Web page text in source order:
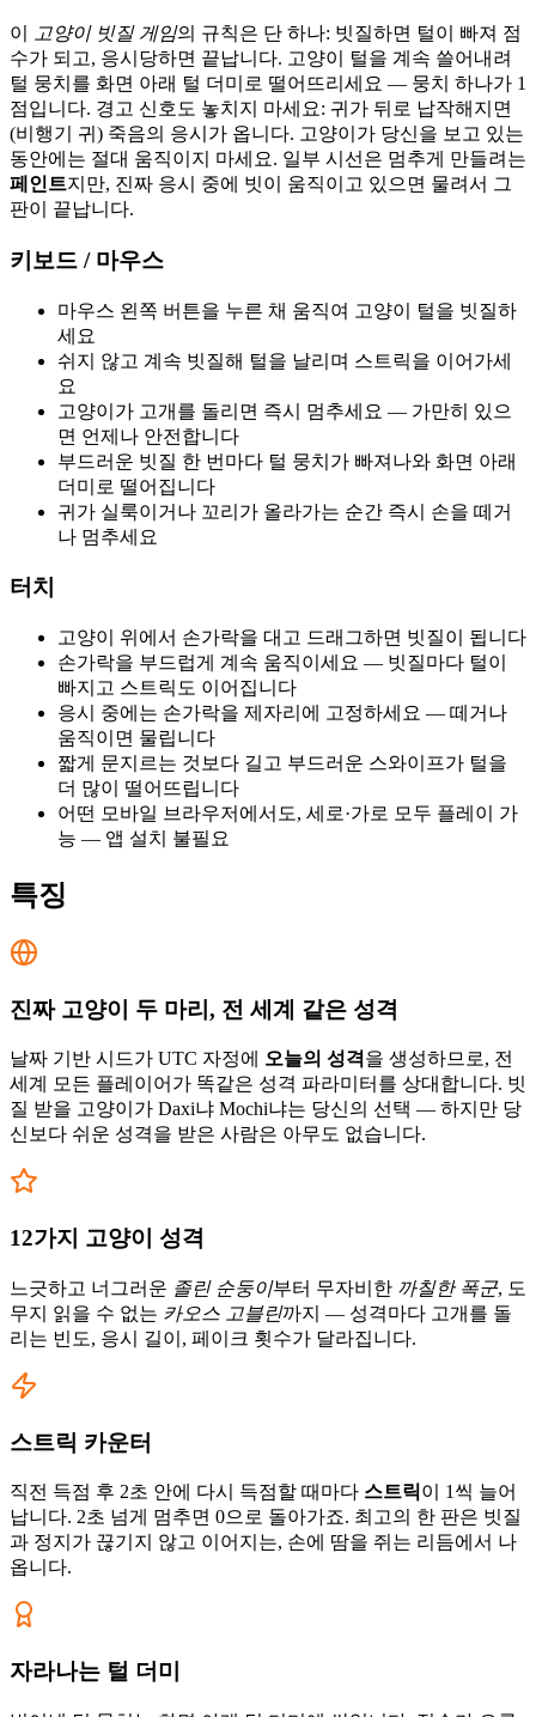
이 고양이 빗질 게임의 규칙은 단 하나: 빗질하면 털이 빠져 점
수가 되고, 응시당하면 끝납니다. 고양이 털을 계속 쓸어내려
털 뭉치를 화면 아래 털 더미로 떨어뜨리세요 — 뭉치 하나가 1
점입니다. 경고 신호도 놓치지 마세요: 귀가 뒤로 납작해지면
(비행기 귀) 죽음의 응시가 옵니다. 고양이가 당신을 보고 있는
동안에는 절대 움직이지 마세요. 일부 시선은 멈추게 만들려는
페인트지만, 진짜 응시 중에 빗이 움직이고 있으면 물려서 그
판이 끝납니다.
키보드 / 마우스
마우스 왼쪽 버튼을 누른 채 움직여 고양이 털을 빗질하
세요
쉬지 않고 계속 빗질해 털을 날리며 스트릭을 이어가세
요
고양이가 고개를 돌리면 즉시 멈추세요 — 가만히 있으
면 언제나 안전합니다
부드러운 빗질 한 번마다 털 뭉치가 빠져나와 화면 아래
더미로 떨어집니다
귀가 실룩이거나 꼬리가 올라가는 순간 즉시 손을 떼거
나 멈추세요
터치
고양이 위에서 손가락을 대고 드래그하면 빗질이 됩니다
손가락을 부드럽게 계속 움직이세요 — 빗질마다 털이
빠지고 스트릭도 이어집니다
응시 중에는 손가락을 제자리에 고정하세요 — 떼거나
움직이면 물립니다
짧게 문지르는 것보다 길고 부드러운 스와이프가 털을
더 많이 떨어뜨립니다
어떤 모바일 브라우저에서도, 세로·가로 모두 플레이 가
능 — 앱 설치 불필요
특징
진짜 고양이 두 마리, 전 세계 같은 성격
날짜 기반 시드가 UTC 자정에 오늘의 성격을 생성하므로, 전
세계 모든 플레이어가 똑같은 성격 파라미터를 상대합니다. 빗
질 받을 고양이가 Daxi냐 Mochi냐는 당신의 선택 — 하지만 당
신보다 쉬운 성격을 받은 사람은 아무도 없습니다.
12가지 고양이 성격
느긋하고 너그러운 졸린 순둥이부터 무자비한 까칠한 폭군, 도
무지 읽을 수 없는 카오스 고블린까지 — 성격마다 고개를 돌
리는 빈도, 응시 길이, 페이크 횟수가 달라집니다.
스트릭 카운터
직전 득점 후 2초 안에 다시 득점할 때마다 스트릭이 1씩 늘어
납니다. 2초 넘게 멈추면 0으로 돌아가죠. 최고의 한 판은 빗질
과 정지가 끊기지 않고 이어지는, 손에 땀을 쥐는 리듬에서 나
옵니다.
자라나는 털 더미